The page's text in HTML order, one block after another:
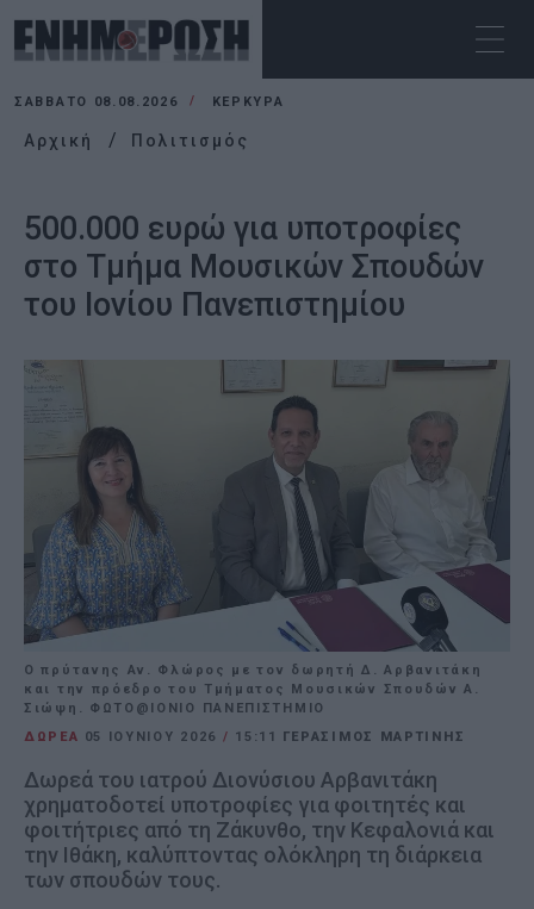
ΣΆΒΒΑΤΟ 08.08.2026 ΚΕΡΚΥΡΑ
Αρχική Πολιτισμός
500.000 ευρώ για υποτροφίες
στο Τμήμα Μουσικών Σπουδών
του Ιονίου Πανεπιστημίου
Ο πρύτανης Αν. Φλώρος με τον δωρητή Δ. Αρβανιτάκη
και την πρόεδρο του Τμήματος Μουσικών Σπουδών Α.
Σιώψη. ΦΩΤΟ@ΙΟΝΙΟ ΠΑΝΕΠΙΣΤΗΜΙΟ
ΔΩΡΕΑ 05 ΙΟΥΝΊΟΥ 2026 / 15:11 ΓΕΡΑΣΙΜΟΣ ΜΑΡΤΙΝΗΣ
Δωρεά του ιατρού Διονύσιου Αρβανιτάκη
χρηματοδοτεί υποτροφίες για φοιτητές και
φοιτήτριες από τη Ζάκυνθο, την Κεφαλονιά και
την Ιθάκη, καλύπτοντας ολόκληρη τη διάρκεια
των σπουδών τους.